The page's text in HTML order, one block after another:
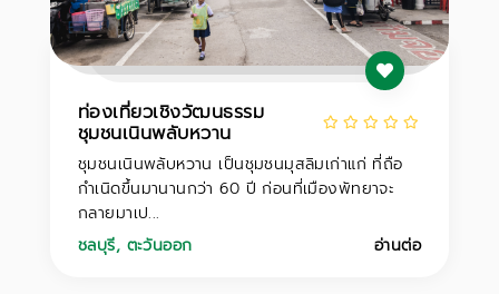
ท่องเที่ยวเชิงวัฒนธรรม
ชุมชนเนินพลับหวาน
ชุมชนเนินพลับหวาน เป็นชุมชนมุสลิมเก่าแก่ ที่ถือ
กำเนิดขึ้นมานานกว่า 60 ปี ก่อนที่เมืองพัทยาจะ
กลายมาเป...
ชลบุรี, ตะวันออก อ่านต่อ